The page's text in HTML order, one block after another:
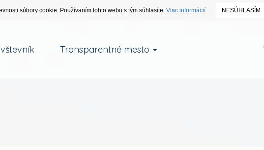
súbory cookie. Používaním tohto webu s tým súhlasíte. Viac informácií NESÚHLASÍM
Transparentné mesto